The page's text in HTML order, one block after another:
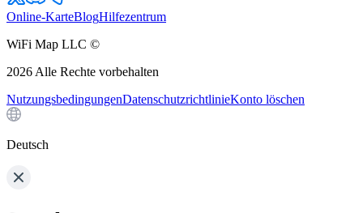
Online-KarteBlogHilfezentrum
WiFi Map LLC ©
2026 Alle Rechte vorbehalten
NutzungsbedingungenDatenschutzrichtlinieKonto löschen
Deutsch